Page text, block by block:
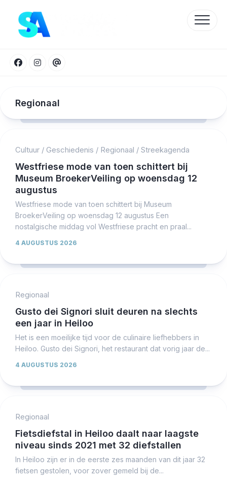
content
Regionaal
Cultuur / Geschiedenis / Regionaal / Streekagenda
Westfriese mode van toen schittert bij
Museum BroekerVeiling op woensdag 12
augustus
Westfriese mode van toen schittert bij Museum
BroekerVeiling op woensdag 12 augustus Een
nostalgische middag vol Westfriese pracht en praal...
4 AUGUSTUS 2026
Regionaal
Gusto dei Signori sluit deuren na slechts
een jaar in Heiloo
Het is een moeilijke tijd voor de culinaire liefhebbers in
Heiloo. Gusto dei Signori, het restaurant dat vorig jaar de...
4 AUGUSTUS 2026
Regionaal
Fietsdiefstal in Heiloo daalt naar laagste
niveau sinds 2021 met 32 diefstallen
In Heiloo zijn er in de eerste zes maanden van dit jaar 32
fietsen gestolen, voor zover gemeld bij de...
Protected by WP Anti-Hacker